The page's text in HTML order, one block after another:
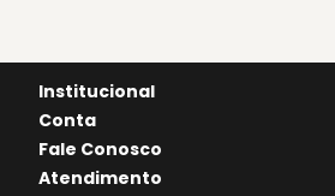
Institucional
Conta
Fale Conosco
Atendimento